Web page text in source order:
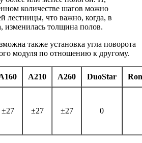
количестве шагов можно
лестницы, что важно, когда, в
изменилась толщина полов.
также установка угла поворота
модуля по отношению к другому.
A210 A260 DuoStar
±27 ±27 ±27 0